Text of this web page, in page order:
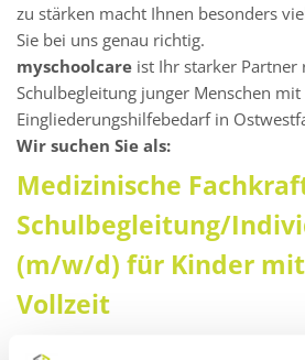
zu stärken macht Ihnen besonders
Sie bei uns genau richtig.
myschoolcare ist Ihr starker Partner
Schulbegleitung junger Menschen mit
Eingliederungshilfebedarf in
Wir suchen Sie als:
Medizinische
Schulbegleitung/
(m/w/d) für Kinder
Vollzeit